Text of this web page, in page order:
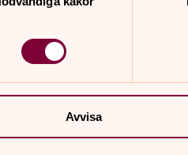
Avvisa
på sidans